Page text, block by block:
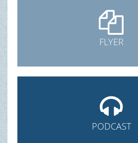

FLYER

PODCAST